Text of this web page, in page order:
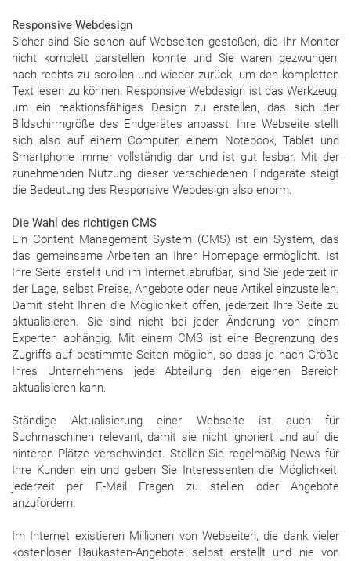
Responsive Webdesign
Sicher sind Sie schon auf Webseiten gestoßen, die Ihr Monitor
nicht komplett darstellen konnte und Sie waren gezwungen,
nach rechts zu scrollen und wieder zurück, um den kompletten
Text lesen zu können. Responsive Webdesign ist das Werkzeug,
um ein reaktionsfähiges Design zu erstellen, das sich der
Bildschirmgröße des Endgerätes anpasst. Ihre Webseite stellt
sich also auf einem Computer, einem Notebook, Tablet und
Smartphone immer vollständig dar und ist gut lesbar. Mit der
zunehmenden Nutzung dieser verschiedenen Endgeräte steigt
die Bedeutung des Responsive Webdesign also enorm.
Die Wahl des richtigen CMS
Ein Content Management System (CMS) ist ein System, das
das gemeinsame Arbeiten an Ihrer Homepage ermöglicht. Ist
Ihre Seite erstellt und im Internet abrufbar, sind Sie jederzeit in
der Lage, selbst Preise, Angebote oder neue Artikel einzustellen.
Damit steht Ihnen die Möglichkeit offen, jederzeit Ihre Seite zu
aktualisieren. Sie sind nicht bei jeder Änderung von einem
Experten abhängig. Mit einem CMS ist eine Begrenzung des
Zugriffs auf bestimmte Seiten möglich, so dass je nach Größe
Ihres Unternehmens jede Abteilung den eigenen Bereich
aktualisieren kann.
Ständige Aktualisierung einer Webseite ist auch für
Suchmaschinen relevant, damit sie nicht ignoriert und auf die
hinteren Plätze verschwindet. Stellen Sie regelmäßig News für
Ihre Kunden ein und geben Sie Interessenten die Möglichkeit,
jederzeit per E-Mail Fragen zu stellen oder Angebote
anzufordern.
Im Internet existieren Millionen von Webseiten, die dank vieler
kostenloser Baukasten-Angebote selbst erstellt und nie von